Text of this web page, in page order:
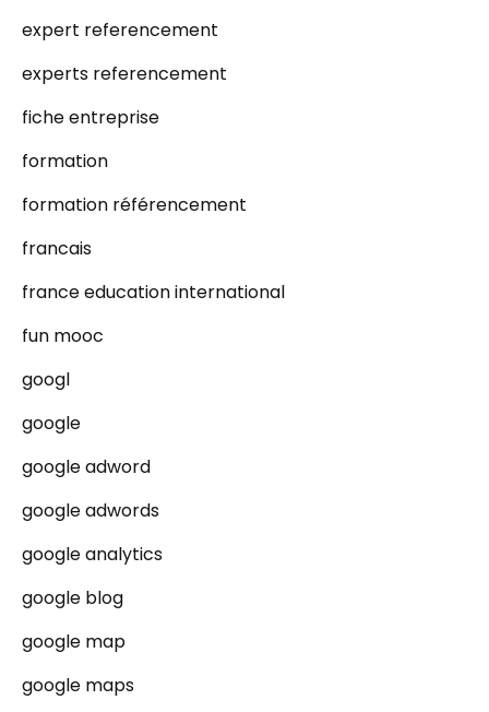
expert referencement
experts referencement
fiche entreprise
formation
formation référencement
francais
france education international
fun mooc
googl
google
google adword
google adwords
google analytics
google blog
google map
google maps